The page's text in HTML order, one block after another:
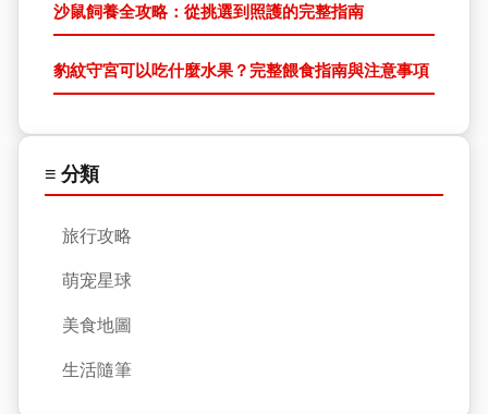
沙鼠飼養全攻略：從挑選到照護的完整指南
豹紋守宮可以吃什麼水果？完整餵食指南與注意事項
≡ 分類
旅行攻略
萌宠星球
美食地圖
生活隨筆